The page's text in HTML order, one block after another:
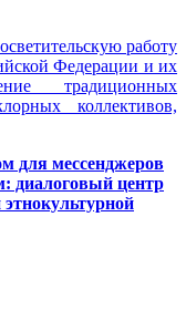
работу
Федерации и их
традиционных
коллективов,
для мессенджеров
диалоговый центр